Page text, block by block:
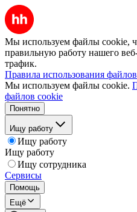
Мы используем файлы cookie,
правильную работу нашего
трафик.
Правила использования
Мы используем файлы cookie.
файлов cookie
Понятно
Ищу работу
Ищу работу
Ищу работу
Ищу сотрудника
Сервисы
Помощь
Ещё